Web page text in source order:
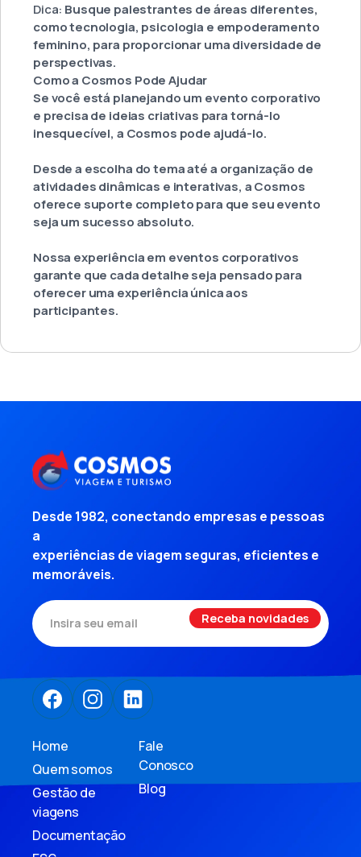
Dica: Busque palestrantes de áreas diferentes,
como tecnologia, psicologia e empoderamento
feminino, para proporcionar uma diversidade de
perspectivas.
Como a Cosmos Pode Ajudar
Se você está planejando um evento corporativo
e precisa de ideias criativas para torná-lo
inesquecível, a Cosmos pode ajudá-lo.
Desde a escolha do tema até a organização de
atividades dinâmicas e interativas, a Cosmos
oferece suporte completo para que seu evento
seja um sucesso absoluto.
Nossa experiência em eventos corporativos
garante que cada detalhe seja pensado para
oferecer uma experiência única aos
participantes.
Desde 1982, conectando empresas e pessoas
a
experiências de viagem seguras, eficientes e
memoráveis.
Home
Quem somos
Gestão de
viagens
Documentação
Fale
Conosco
Blog